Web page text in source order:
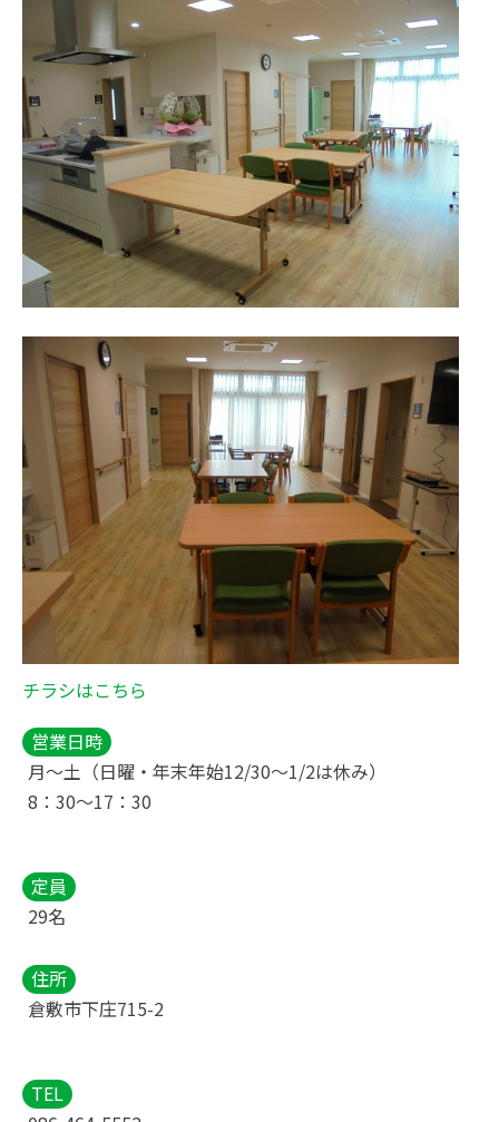
チラシはこちら
営業日時
月～土（日曜・年末年始12/30〜1/2は休み）
8：30～17：30
定員
29名
住所
倉敷市下庄715-2
TEL